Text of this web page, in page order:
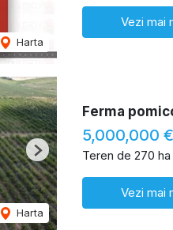
Harta
Vezi mai
Harta
Next
Ferma
5,000,000 €
Teren de 270
Vezi mai